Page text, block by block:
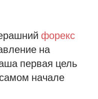
форекс
на
первая цель
начале